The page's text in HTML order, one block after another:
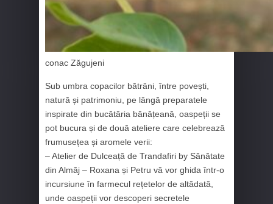
conac Zăgujeni
Sub umbra copacilor bătrâni, între povești,
natură și patrimoniu, pe lângă preparatele
inspirate din bucătăria bănățeană, oaspeții se
pot bucura și de două ateliere care celebrează
frumusețea și aromele verii:
– Atelier de Dulceață de Trandafiri by Sănătate
din Almăj – Roxana și Petru vă vor ghida într-o
incursiune în farmecul rețetelor de altădată,
unde oaspeții vor descoperi secretele